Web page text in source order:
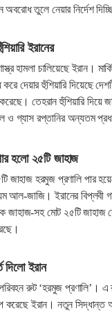
অবরোধ তুলে নেয়ার নির্দেশ
ইরানের
হামলা চালিয়েছে ইরান।
দেয়ার হুঁশিয়ারি দিয়েছে
তেহরান হুঁশিয়ারি দিয়ে
গ্যাস রপ্তানির অন্যতম
হলো ২৫টি জাহাজ
জাহাজ হরমুজ প্রণালি পার
আল-জাজি। ইরানের বিপ্লবী
সহ মোট ২৫টি জাহাজ
দিলো ইরান
রুট ‘হরমুজ প্রণালি’। এ
করেছে ইরান। নতুন সিদ্ধান্ত